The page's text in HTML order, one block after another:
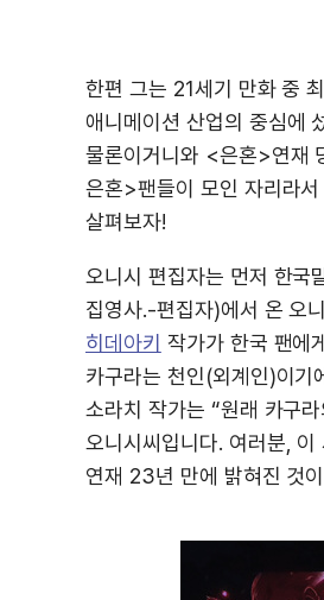
한편 그는 21세기 만화 중
애니메이션 산업의 중심에
물론이거니와 <은혼>연재
은혼>팬들이 모인 자리라
살펴보자!
오니시 편집자는 먼저 한국
집영사.-편집자)에서 온 오
히데아키 작가가 한국 팬에
카구라는 천인(외계인)이
소라치 작가는 “원래 카구
오니시씨입니다. 여러분,
연재 23년 만에 밝혀진 것